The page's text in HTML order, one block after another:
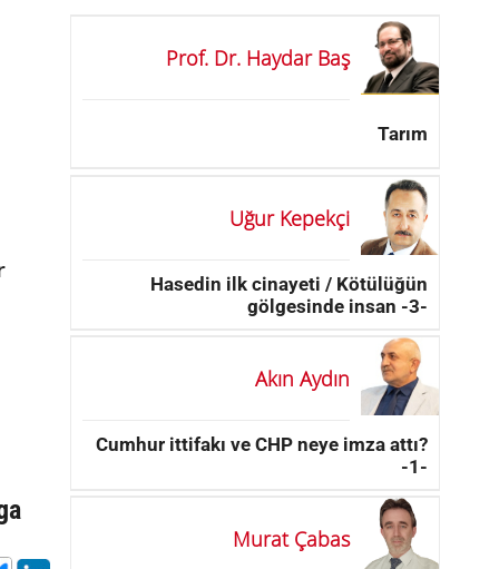
Prof. Dr. Haydar Baş
Tarım
Uğur Kepekçi
Hasedin ilk cinayeti / Kötülüğün
gölgesinde insan -3-
Akın Aydın
Cumhur ittifakı ve CHP neye imza attı?
-1-
Murat Çabas